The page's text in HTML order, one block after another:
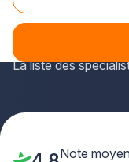
À Boulogne-
Les peintres en
La liste des
Note